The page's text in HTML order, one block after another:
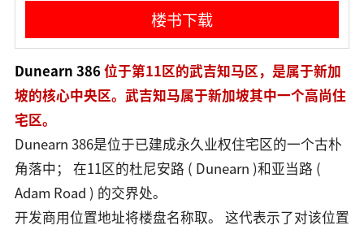
楼书下载
Dunearn 386位于第11区的武吉知马区，是属于新加
坡的核心中央区。武吉知马属于新加坡其中一个高尚住
宅区。
Dunearn 386是位于已建成永久业权住宅区的一个古朴
角落中； 在11区的杜尼安路 ( Dunearn )和亚当路 (
Adam Road ) 的交界处。
开发商用位置地址将楼盘名称取。 这代表示了对该位置